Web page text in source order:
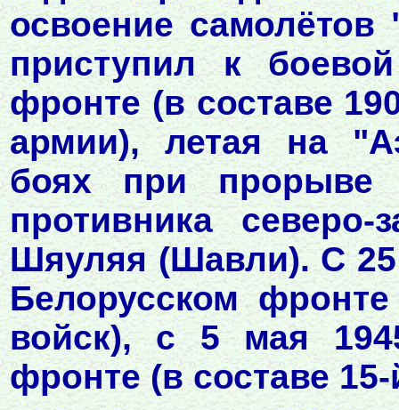
освоение
приступил к
фронте (в составе
армии), летая на
боях при прорыве
противника северо-
Шяуляя (Шавли). С 25
Белорусском
войск), с 5 мая
фронте (в составе